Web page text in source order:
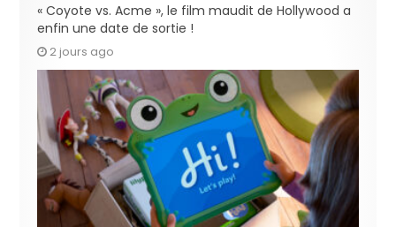
« Coyote vs. Acme », le film maudit de Hollywood a
enfin une date de sortie !
2 jours ago